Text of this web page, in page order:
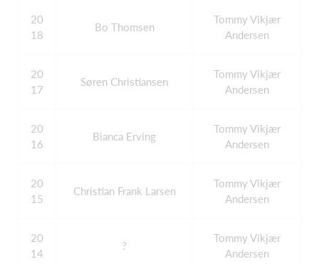
20
18
Bo Thomsen
Tommy Vikjær
Andersen
20
17
Søren Christiansen
Tommy Vikjær
Andersen
20
16
Bianca Erving
Tommy Vikjær
Andersen
20
15
Christian Frank Larsen
Tommy Vikjær
Andersen
20
14
?
Tommy Vikjær
Andersen